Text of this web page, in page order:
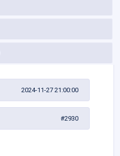
2024-11-27 21:00:00
#2930